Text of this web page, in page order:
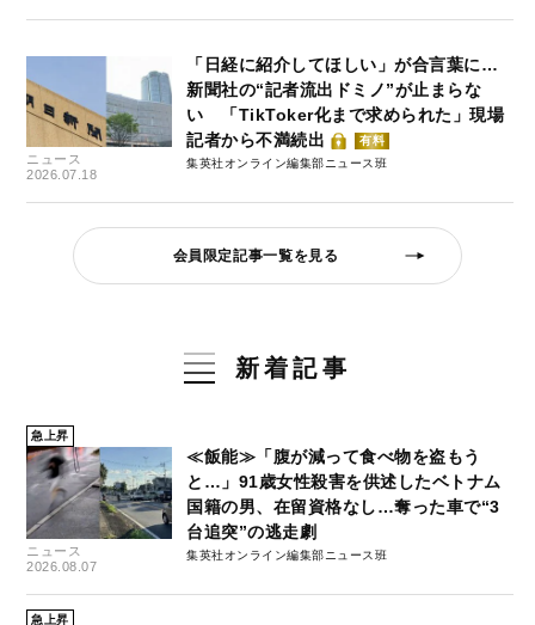
ニュース
2026.07.18
「日経に紹介してほしい」が合言葉に…
新聞社の“記者流出ドミノ”が止まらな
い 「TikToker化まで求められた」現場
記者から不満続出
有料
集英社オンライン編集部ニュース班
会員限定記事一覧を見る
新着記事
急上昇
ニュース
2026.08.07
≪飯能≫「腹が減って食べ物を盗もう
と…」91歳女性殺害を供述したベトナム
国籍の男、在留資格なし…奪った車で“3
台追突”の逃走劇
集英社オンライン編集部ニュース班
急上昇